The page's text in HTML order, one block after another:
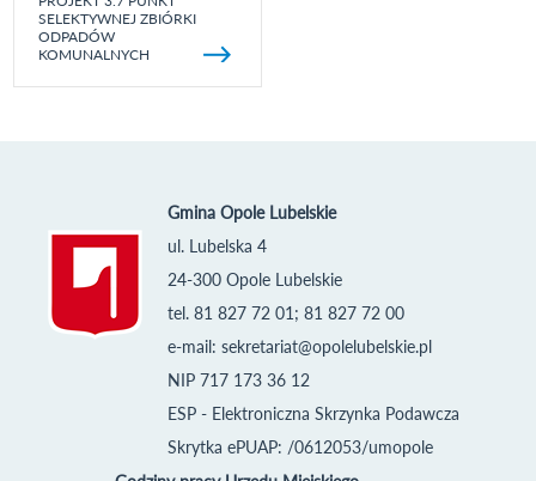
SELEKTYWNEJ ZBIÓRKI
ODPADÓW
KOMUNALNYCH
Gmina Opole Lubelskie
ul. Lubelska 4
24-300 Opole Lubelskie
tel. 81 827 72 01; 81 827 72 00
e-mail: sekretariat@opolelubelskie.pl
NIP 717 173 36 12
ESP - Elektroniczna Skrzynka Podawcza
Skrytka ePUAP: /0612053/umopole